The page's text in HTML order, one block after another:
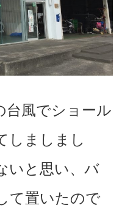
台風でショール
しましまし
いと思い、バ
て置いたので